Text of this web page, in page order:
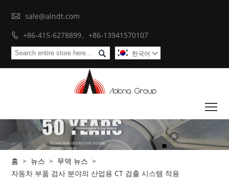
 sale@alndt.com
 +86-415-6278899、+86-13941570107
 한국어 
홈 > 뉴스 > 무역 뉴스 >
자동차 부품 검사 분야의 산업용 CT 검출 시스템 적용